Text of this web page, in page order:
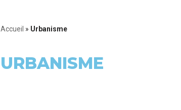
Accueil » Urbanisme
URBANISME